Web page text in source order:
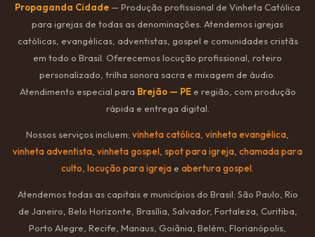
Propaganda Cidade — Produção profissional de Vinheta Católica
para igrejas de todas as denominações. Atendemos igrejas
católicas, evangélicas, adventistas, gospel e comunidades cristãs
em todo o Brasil. Oferecemos locução profissional, roteiro
personalizado, trilha sonora sacra e mixagem de áudio.
Atendimento especial para Brejão — PEe região, com produção
rápida e entrega digital.
Nossos serviços incluem: vinheta católica vinheta evangélica
vinheta adventista vinheta gospel spot para igreja chamada para
culto locução para igreja e abertura gospel
Atendemos todas as capitais e municípios do Brasil: São Paulo, Rio
de Janeiro, Belo Horizonte, Brasília, Salvador, Fortaleza, Curitiba,
Porto Alegre, Recife, Manaus, Goiânia, Belém, Florianópolis,